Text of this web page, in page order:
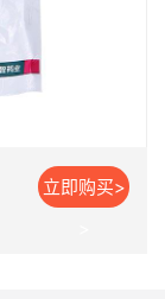
立即购买>